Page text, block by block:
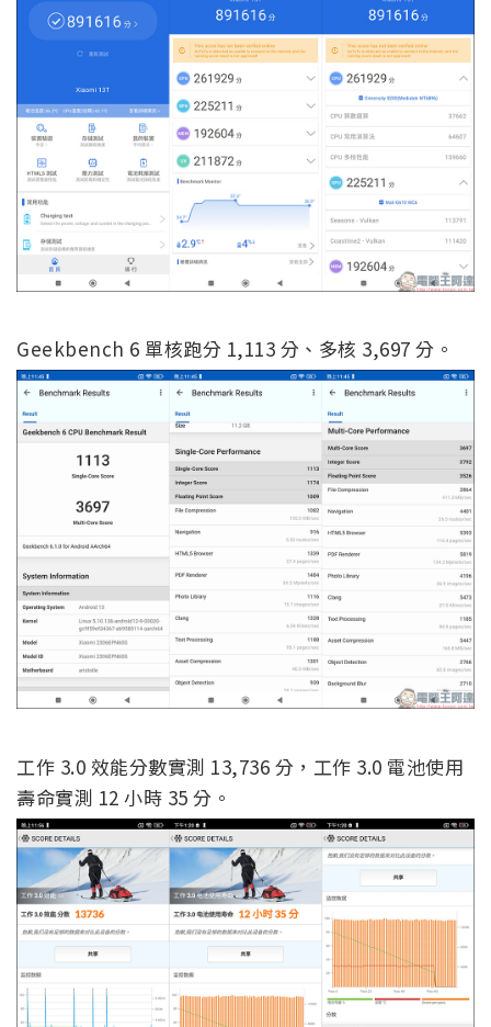
Geekbench 6 單核跑分 1,113 分、多核 3,697 分。
工作 3.0 效能分數實測 13,736 分，工作 3.0 電池使用
壽命實測 12 小時 35 分。